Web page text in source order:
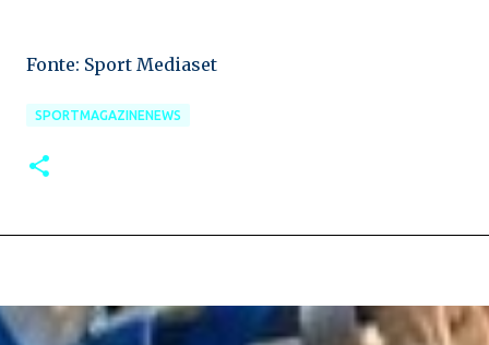
Fonte: Sport Mediaset
SPORTMAGAZINENEWS